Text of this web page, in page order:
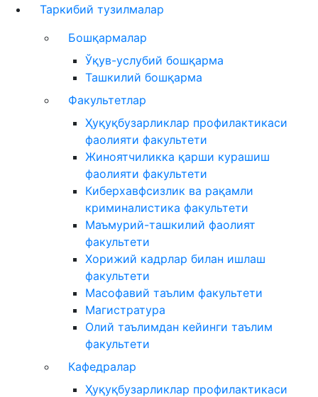
Таркибий тузилмалар
Бошқармалар
Ўқув-услубий бошқарма
Ташкилий бошқарма
Факультетлар
Ҳуқуқбузарликлар профилактикаси
фаолияти факультети
Жиноятчиликка қарши курашиш
фаолияти факультети
Киберхавфсизлик ва рақамли
криминалистика факультети
Маъмурий-ташкилий фаолият
факультети
Хорижий кадрлар билан ишлаш
факультети
Масофавий таълим факультети
Магистратура
Олий таълимдан кейинги таълим
факультети
Кафедралар
Ҳуқуқбузарликлар профилактикаси